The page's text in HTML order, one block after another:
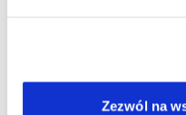
Zezwól na